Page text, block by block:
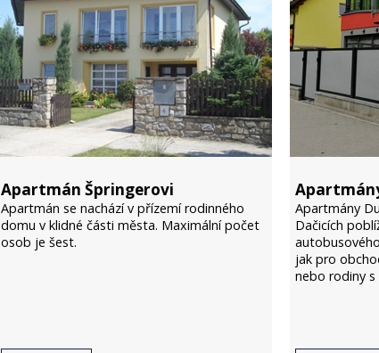
Apartmán Špringerovi
Apartmán se nachází v přízemí rodinného
domu v klidné části města. Maximální počet
osob je šest.
Apartmány
Dačicích
jak pro
nebo rodiny s